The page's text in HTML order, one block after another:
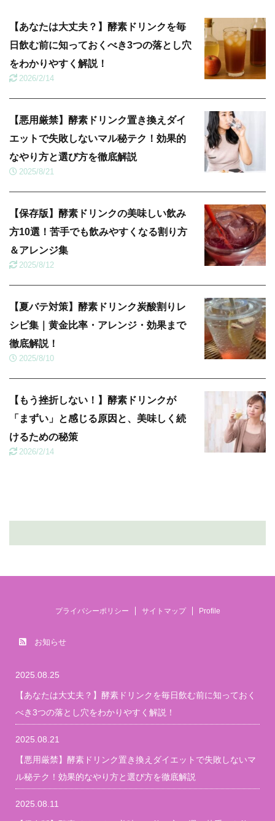
【あなたは大丈夫？】酵素ドリンクを毎
日飲む前に知っておくべき3つの落とし穴
をわかりやすく解説！
2026/2/14
【悪用厳禁】酵素ドリンク置き換えダイ
エットで失敗しないマル秘テク！効果的
なやり方と選び方を徹底解説
2025/8/21
【保存版】酵素ドリンクの美味しい飲み
方10選！苦手でも飲みやすくなる割り方
＆アレンジ集
2025/8/12
【夏バテ対策】酵素ドリンク炭酸割りレ
シピ集｜黄金比率・アレンジ・効果まで
徹底解説！
2025/8/10
【もう挫折しない！】酵素ドリンクが
「まずい」と感じる原因と、美味しく続
けるための秘策
2026/2/14
プライバシーポリシー サイトマップ Profile
お知らせ
2025.08.25
【あなたは大丈夫？】酵素ドリンクを毎日飲む前に知っておく
べき3つの落とし穴をわかりやすく解説！
2025.08.21
【悪用厳禁】酵素ドリンク置き換えダイエットで失敗しないマ
ル秘テク！効果的なやり方と選び方を徹底解説
2025.08.11